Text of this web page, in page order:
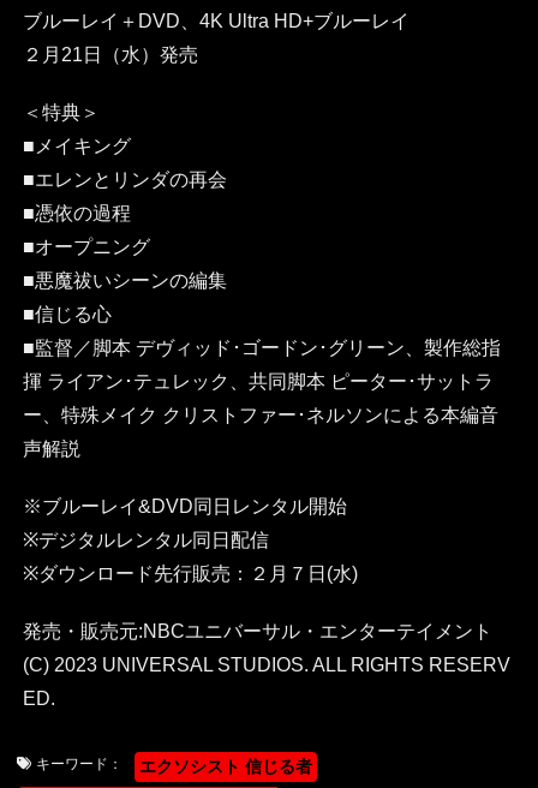
ブルーレイ＋DVD、4K Ultra HD+ブルーレイ
２月21日（水）発売
＜特典＞
■メイキング
■エレンとリンダの再会
■憑依の過程
■オープニング
■悪魔祓いシーンの編集
■信じる心
■監督／脚本 デヴィッド･ゴードン･グリーン、製作総指
揮 ライアン･テュレック、共同脚本 ピーター･サットラ
ー、特殊メイク クリストファー･ネルソンによる本編音
声解説
※ブルーレイ&DVD同日レンタル開始
※デジタルレンタル同⽇配信
※ダウンロード先行販売：２月７日(水)
発売・販売元:NBCユニバーサル・エンターテイメント
(C) 2023 UNIVERSAL STUDIOS. ALL RIGHTS RESERV
ED.
キーワード：
エクソシスト 信じる者